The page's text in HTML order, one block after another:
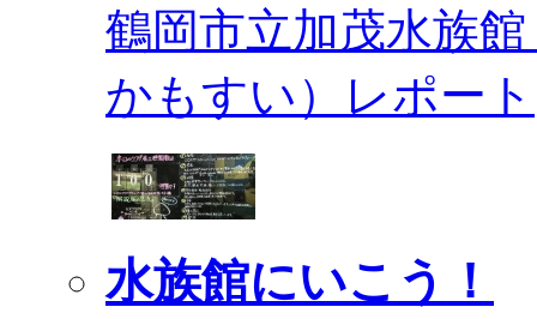
鶴岡市立加茂水族
かもすい）レポート
水族館にいこう！